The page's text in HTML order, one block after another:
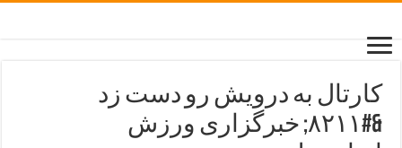
کارتال به درویش رو دست زد
&#۸۲۱۱; خبرگزاری ورزش